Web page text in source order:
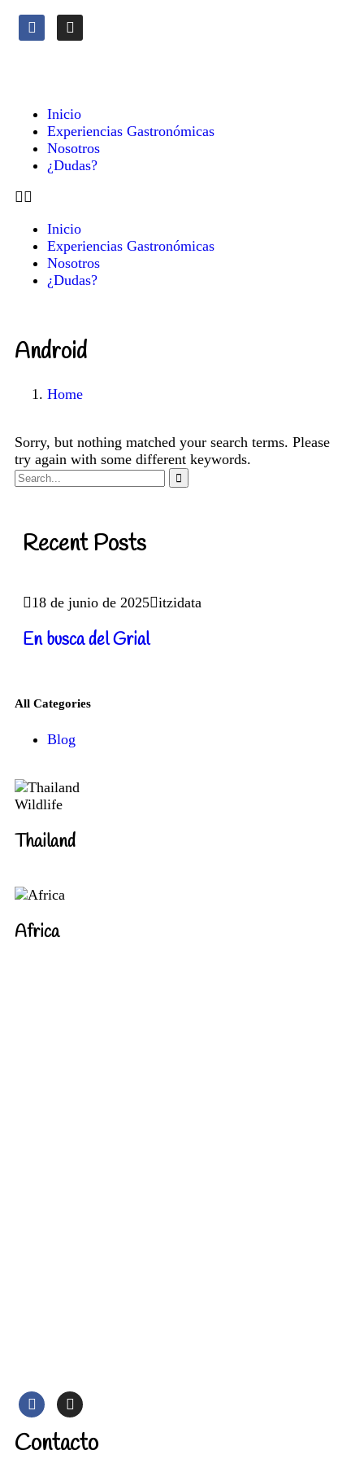
Inicio
Experiencias Gastronómicas
Nosotros
¿Dudas?
Inicio
Experiencias Gastronómicas
Nosotros
¿Dudas?
Android
Home
Sorry, but nothing matched your search terms. Please
try again with some different keywords.
Recent Posts
18 de junio de 2025 itzidata
En busca del Grial
All Categories
Blog
Wildlife
Thailand
Africa
Contacto